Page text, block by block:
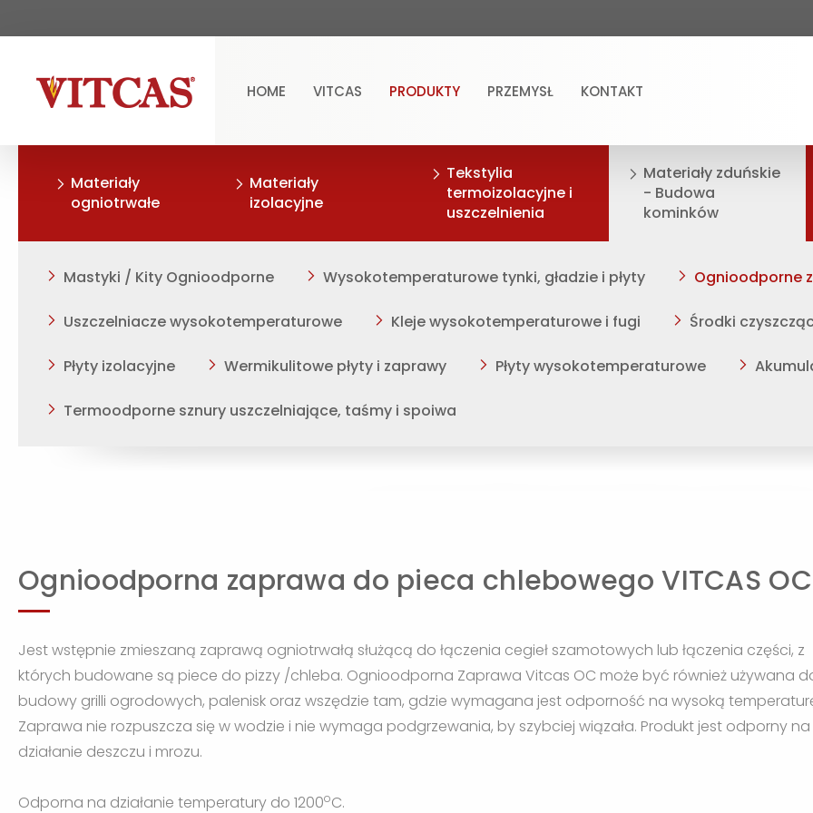
HOME VITCAS PRODUKTY PRZEMYSŁ KONTAKT
Materiały
ogniotrwałe
Materiały
izolacyjne
Tekstylia
termoizolacyjne i
uszczelnienia
Materiały zduńskie
- Budowa
kominków
Mastyki / Kity Ognioodporne Wysokotemperaturowe tynki, gładzie i płyty Ognioodporne
Uszczelniacze wysokotemperaturowe Kleje wysokotemperaturowe i fugi Środki
Płyty izolacyjne Wermikulitowe płyty i zaprawy Płyty wysokotemperaturowe
Termoodporne sznury uszczelniające, taśmy i spoiwa
Ognioodporna zaprawa do pieca chlebowego VITCAS OC
Jest wstępnie zmieszaną zaprawą ogniotrwałą służącą do łączenia cegieł szamotowych lub łączenia części, z
których budowane są piece do pizzy /chleba. Ognioodporna Zaprawa Vitcas OC może być również używana
budowy grilli ogrodowych, palenisk oraz wszędzie tam, gdzie wymagana jest odporność na wysoką
Zaprawa nie rozpuszcza się w wodzie i nie wymaga podgrzewania, by szybciej wiązała. Produkt jest odporny na
działanie deszczu i mrozu.
Odporna na działanie temperatury do 1200oC.